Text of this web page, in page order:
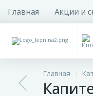
Главная Акции и
Главная